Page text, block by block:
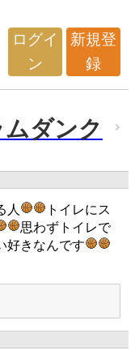
ログイ
ン
新規登
録
ムダンク
人
トイレにス
思わずトイレで
好きなんです